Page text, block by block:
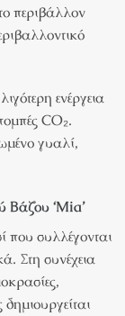
περιβάλλον
ενέργεια
CO₂.
γυαλί,
Βάζου ‘Mia’
συλλέγονται
Στη συνέχεια